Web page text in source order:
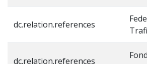
dc.relation.references
dc.relation.references